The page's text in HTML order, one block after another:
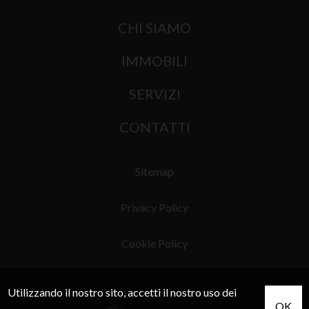
CHI SIAMO
IMMOBILI
SERVIZI
CONTATTI
Sitemap
Privacy Policy
Cookie Policy
Utilizzando il nostro sito, accetti il nostro uso dei
OK